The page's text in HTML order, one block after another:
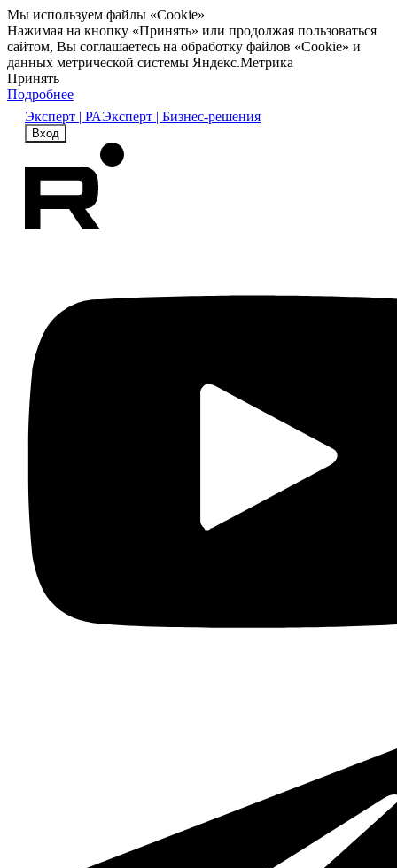
Мы используем файлы «Cookie»
Нажимая на кнопку «Принять» или продолжая пользоваться
сайтом, Вы соглашаетесь на обработку файлов «Cookie» и
данных метрической системы Яндекс.Метрика
Принять
Подробнее
Эксперт | РАЭксперт | Бизнес-решения
Вход